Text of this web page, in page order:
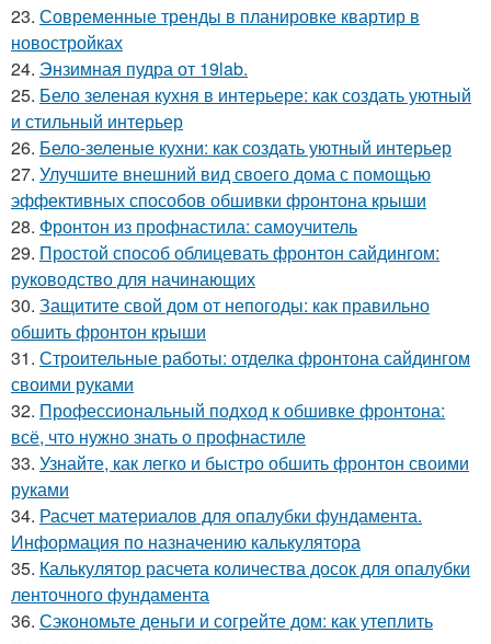
23. Современные тренды в планировке квартир в
новостройках
24. Энзимная пудра от 19lab.
25. Бело зеленая кухня в интерьере: как создать уютный
и стильный интерьер
26. Бело-зеленые кухни: как создать уютный интерьер
27. Улучшите внешний вид своего дома с помощью
эффективных способов обшивки фронтона крыши
28. Фронтон из профнастила: самоучитель
29. Простой способ облицевать фронтон сайдингом:
руководство для начинающих
30. Защитите свой дом от непогоды: как правильно
обшить фронтон крыши
31. Строительные работы: отделка фронтона сайдингом
своими руками
32. Профессиональный подход к обшивке фронтона:
всё, что нужно знать о профнастиле
33. Узнайте, как легко и быстро обшить фронтон своими
руками
34. Расчет материалов для опалубки фундамента.
Информация по назначению калькулятора
35. Калькулятор расчета количества досок для опалубки
ленточного фундамента
36. Сэкономьте деньги и согрейте дом: как утеплить